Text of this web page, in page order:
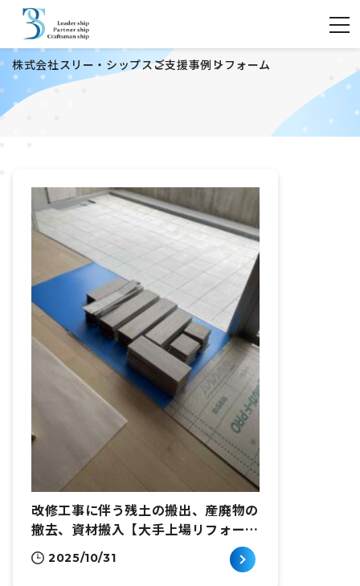
株式会社スリー・シップスご支援事例 リフォーム
改修工事に伴う残土の搬出、産廃物の
撤去、資材搬入【大手上場リフォーム
企業様】東京都港区六本木
2025/10/31